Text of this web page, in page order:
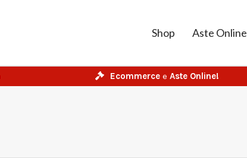
Shop Aste Online
Ecommerce e Aste Online!